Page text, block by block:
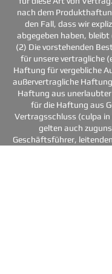
nach dem
den Fall, dass wir
abgegeben haben,
(2) Die vorstehenden
für unsere vertragliche
Haftung für vergebliche
außervertragliche
Haftung aus
für die Haftung aus
Vertragsschluss (culpa in
gelten auch
Geschäftsführer,